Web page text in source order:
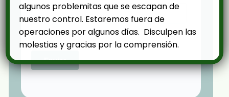
algunos problemitas que se escapan de
nuestro control. Estaremos fuera de
operaciones por algunos días. Disculpen las
molestias y gracias por la comprensión.